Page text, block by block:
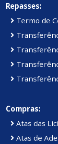
Repasses:
Termo de
Compras:
Atas das
Atas de